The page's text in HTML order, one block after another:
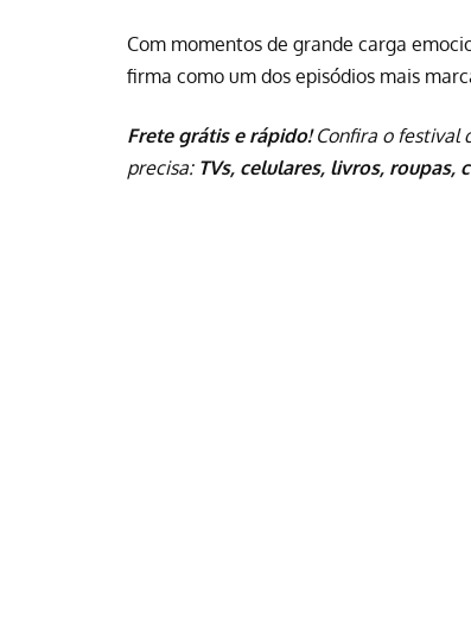
Com momentos de grande carga
firma como um dos episódios mais
Frete grátis e rápido!Confira o festival
precisa: TVs, celulares, livros, roupas,